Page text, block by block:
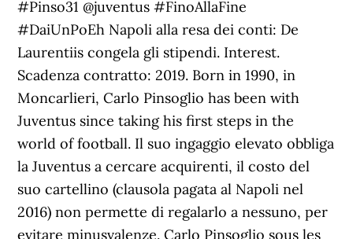
#Pinso31 @juventus #FinoAllaFine
#DaiUnPoEh Napoli alla resa dei conti: De
Laurentiis congela gli stipendi. Interest.
Scadenza contratto: 2019. Born in 1990, in
Moncarlieri, Carlo Pinsoglio has been with
Juventus since taking his first steps in the
world of football. Il suo ingaggio elevato obbliga
la Juventus a cercare acquirenti, il costo del
suo cartellino (clausola pagata al Napoli nel
2016) non permette di regalarlo a nessuno, per
evitare minusvalenze. Carlo Pinsoglio sous les